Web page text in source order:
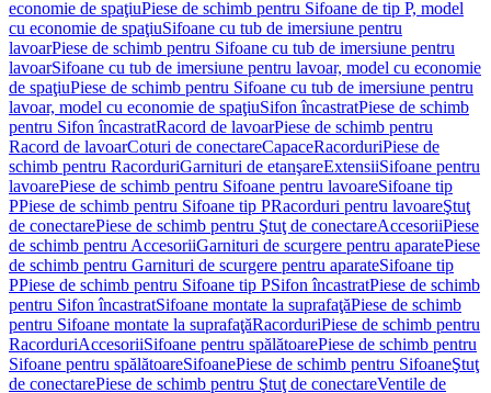
economie de spaţiuPiese de schimb pentru Sifoane de tip P, model
cu economie de spaţiuSifoane cu tub de imersiune pentru
lavoarPiese de schimb pentru Sifoane cu tub de imersiune pentru
lavoarSifoane cu tub de imersiune pentru lavoar, model cu economie
de spaţiuPiese de schimb pentru Sifoane cu tub de imersiune pentru
lavoar, model cu economie de spaţiuSifon încastratPiese de schimb
pentru Sifon încastratRacord de lavoarPiese de schimb pentru
Racord de lavoarCoturi de conectareCapaceRacorduriPiese de
schimb pentru RacorduriGarnituri de etanşareExtensiiSifoane pentru
lavoarePiese de schimb pentru Sifoane pentru lavoareSifoane tip
PPiese de schimb pentru Sifoane tip PRacorduri pentru lavoareŞtuţ
de conectarePiese de schimb pentru Ştuţ de conectareAccesoriiPiese
de schimb pentru AccesoriiGarnituri de scurgere pentru aparatePiese
de schimb pentru Garnituri de scurgere pentru aparateSifoane tip
PPiese de schimb pentru Sifoane tip PSifon încastratPiese de schimb
pentru Sifon încastratSifoane montate la suprafaţăPiese de schimb
pentru Sifoane montate la suprafaţăRacorduriPiese de schimb pentru
RacorduriAccesoriiSifoane pentru spălătoarePiese de schimb pentru
Sifoane pentru spălătoareSifoanePiese de schimb pentru SifoaneŞtuţ
de conectarePiese de schimb pentru Ştuţ de conectareVentile de